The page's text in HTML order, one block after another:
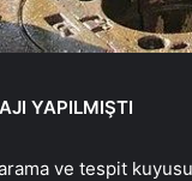
YAPILMIŞTI
ve tespit